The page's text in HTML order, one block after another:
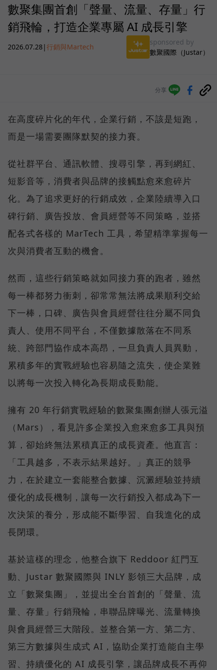
數聚集團首創「聲量、流量、存量」行
銷飛輪，打造企業專屬 AI 成長引擎
2026.07.28|行銷與Martech
sponsored by
數聚國際（Justar）
分享
在高度碎片化的年代，企業行銷，不該是短跑，
而是一場需要團隊默契的接力賽。
從社群平台、通訊軟體、搜尋引擎，再到網紅、
短影音等，消費者與品牌的接觸點愈來愈碎片
化。為了追求更好的行銷成效，企業陸續導入口
碑行銷、廣告投放、會員經營等不同策略，並搭
配各式各樣的 MarTech 工具，希望精準掌握每一
次與消費者互動的機會。
然而，這些行銷策略就如同接力賽的跑者，雖然
每一棒都努力衝刺，卻常常無法將成果順利交給
下一棒，口碑、廣告與會員經營往往分屬不同負
責人、使用不同平台，不僅數據散落在不同系
統、跨部門協作成本高昂，一旦負責人員異動，
累積多年的實戰經驗也容易隨之流失，使企業難
以將每一次投入轉化為長期成長動能。
擁有 20 年行銷實戰經驗的數聚集團創辦人張元溢
（Mars），看見許多企業投入愈來愈多工具與預
算，卻始終無法累積真正的成長資產。他直言：
「工具越多，不表示結果越好。」真正的競爭
力，在於建立一套能整合數據、沉澱經驗並持續
優化的成長機制，讓每一次行銷投入都成為下一
次決策的養分，形成能不斷學習、自我進化的成
長閉環。
基於這樣的理念，他整合旗下 Reddoor 紅門互
動、Justar 數聚國際與 INLY 影領三大品牌，成
立「數聚集團」，並提出全台首創的「聲量、流
量、存量」行銷飛輪，串聯品牌曝光、流量轉換
與會員經營三大階段。並整合第一方、第二方、
第三方數據與生成式 AI，協助企業打造能自主學
習、持續優化的 AI 成長引擎，讓品牌成長不再仰